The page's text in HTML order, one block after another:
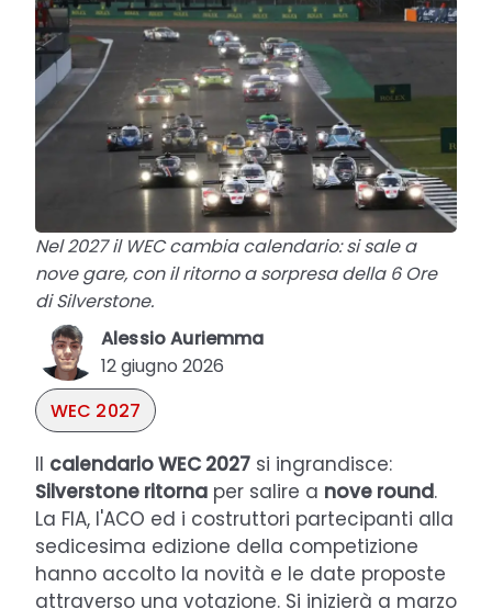
Nel 2027 il WEC cambia calendario: si sale a
nove gare, con il ritorno a sorpresa della 6 Ore
di Silverstone.
Alessio Auriemma
12 giugno 2026
WEC 2027
Il calendario WEC 2027 si ingrandisce:
Silverstone ritorna per salire a nove round.
La FIA, l'ACO ed i costruttori partecipanti alla
sedicesima edizione della competizione
hanno accolto la novità e le date proposte
attraverso una votazione. Si inizierà a marzo